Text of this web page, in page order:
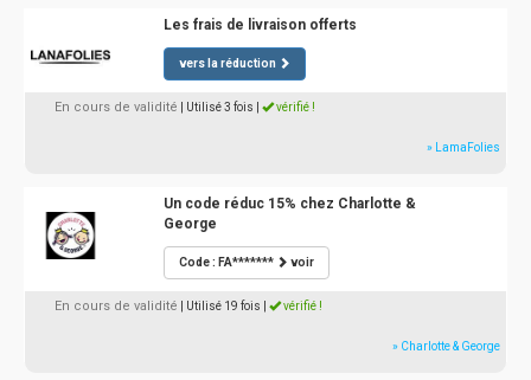
Les frais de livraison offerts
vers la réduction
En cours de validité | Utilisé 3 fois vérifié !
» LamaFolies
Un code réduc 15% chez Charlotte &
George
Code : FA******* voir
En cours de validité | Utilisé 19 fois vérifié !
» Charlotte & George